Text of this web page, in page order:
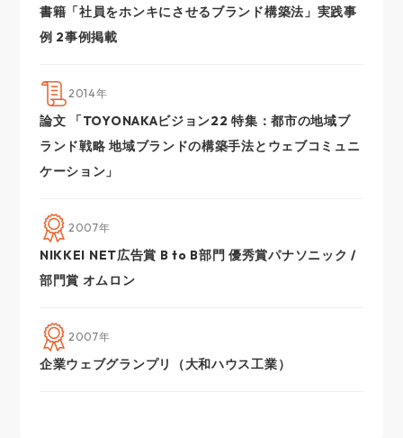
書籍「社員をホンキにさせるブランド構築法」実践事
例 2事例掲載
2014年
論文 「TOYONAKAビジョン22 特集：都市の地域ブ
ランド戦略 地域ブランドの構築手法とウェブコミュニ
ケーション」
2007年
NIKKEI NET広告賞 B to B部門 優秀賞パナソニック /
部門賞 オムロン
2007年
企業ウェブグランプリ（大和ハウス工業）